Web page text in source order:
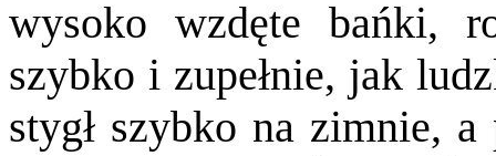
wysoko wzdęte bańki,
szybko i zupełnie, jak
stygł szybko na zimnie, a